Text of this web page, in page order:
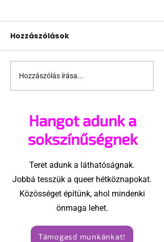
2022 a melegek éve
lesz!
Hozzászólások
Hozzászólás írása...
Hangot adunk a
sokszínűségnek
Teret adunk a láthatóságnak.
Jobbá tesszük a queer hétköznapokat.
Közösséget építünk, ahol mindenki
önmaga lehet.
Támogasd munkánkat!